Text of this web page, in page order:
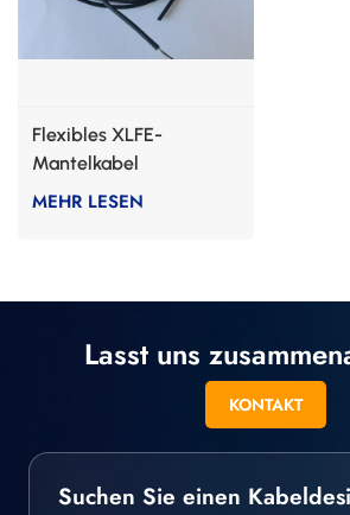
Flexibles XLFE-
Mantelkabel
MEHR LESEN
Lasst uns
KONTAKT
Suchen Sie einen